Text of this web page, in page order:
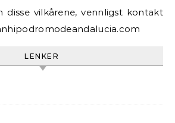
disse vilkårene, vennligst kontakt
LENKER